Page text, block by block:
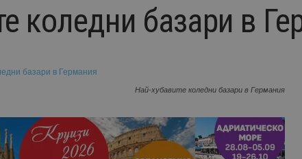
коледни базари в
Най-хубавите коледни базари в Германия